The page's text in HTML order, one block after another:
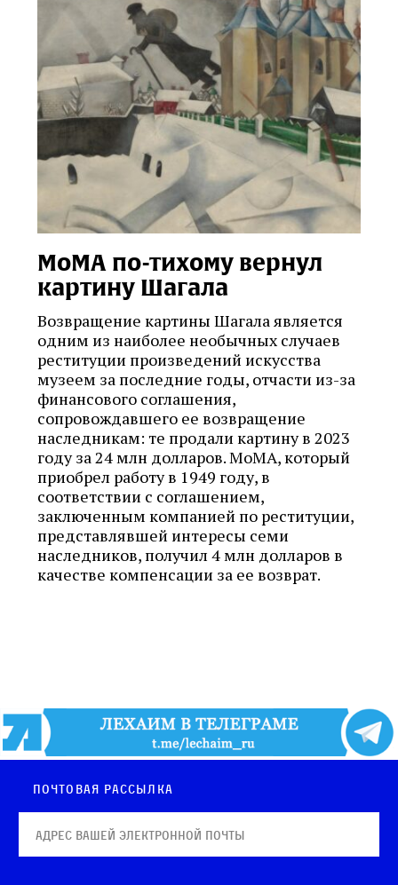
МоМА по-тихому вернул
картину Шагала
Возвращение картины Шагала является
одним из наиболее необычных случаев
реституции произведений искусства
музеем за последние годы, отчасти из-за
финансового соглашения,
сопровождавшего ее возвращение
наследникам: те продали картину в 2023
году за 24 млн долларов. MoMA, который
приобрел работу в 1949 году, в
соответствии с соглашением,
заключенным компанией по реституции,
представлявшей интересы семи
наследников, получил 4 млн долларов в
качестве компенсации за ее возврат.
Почтовая рассылка